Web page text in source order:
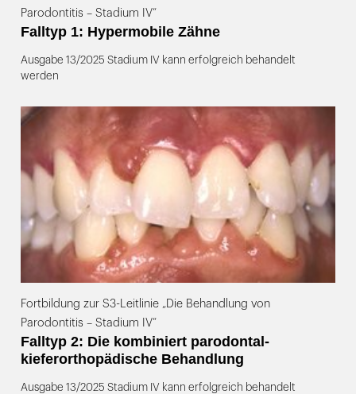
Parodontitis – Stadium IV“
Falltyp 1: Hypermobile Zähne
Ausgabe 13/2025 Stadium IV kann erfolgreich behandelt
werden
Fortbildung zur S3-Leitlinie „Die Behandlung von
Parodontitis – Stadium IV“
Falltyp 2: Die kombiniert parodontal-
kieferorthopädische Behandlung
Ausgabe 13/2025 Stadium IV kann erfolgreich behandelt